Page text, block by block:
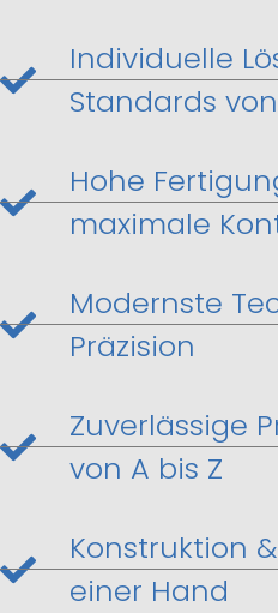
Individuelle
Standards
Hohe
maximale
Modernste
Präzision
Zuverlässige
von A bis Z
Konstruktion
einer Hand